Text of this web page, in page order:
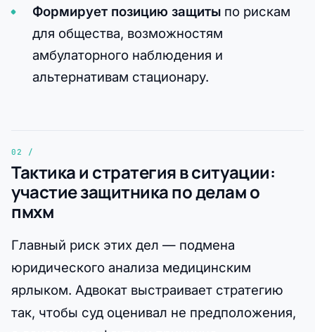
Формирует позицию защитыпо рискам
для общества, возможностям
амбулаторного наблюдения и
альтернативам стационару.
Тактика и стратегия в ситуации:
участие защитника по делам о
пмхм
Главный риск этих дел — подмена
юридического анализа медицинским
ярлыком. Адвокат выстраивает стратегию
так, чтобы суд оценивал не предположения,